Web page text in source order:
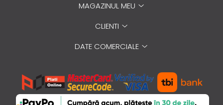
MAGAZINUL MEU
CLIENTI
DATE COMERCIALE